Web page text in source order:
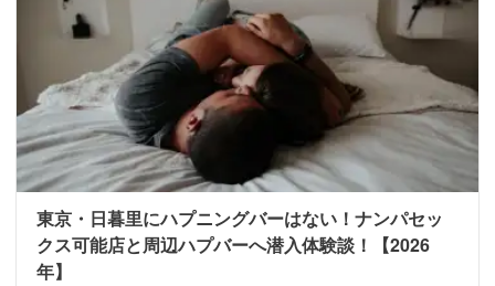
東京・日暮里にハプニングバーはない！ナンパセッ
クス可能店と周辺ハプバーへ潜入体験談！【2026
年】